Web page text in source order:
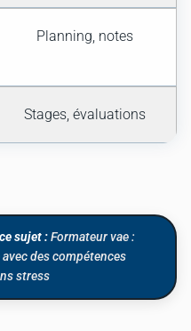
Planning, notes
Stages, évaluations
sujet :Formateur vae :
des compétences
stress